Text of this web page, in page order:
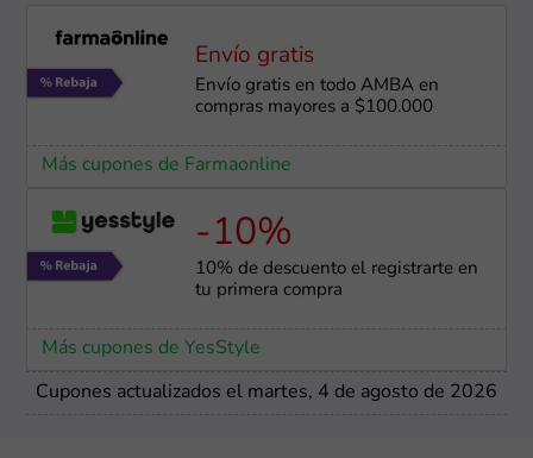
Envío gratis
Envío gratis en todo AMBA en
compras mayores a $100.000
Más cupones de Farmaonline
-10%
10% de descuento el registrarte en
tu primera compra
Más cupones de YesStyle
Cupones actualizados el martes, 4 de agosto de 2026